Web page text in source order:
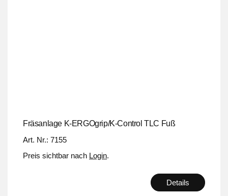
Fräsanlage K-ERGOgrip/K-Control TLC Fuß
Art. Nr.: 7155
Preis sichtbar nach Login.
Details